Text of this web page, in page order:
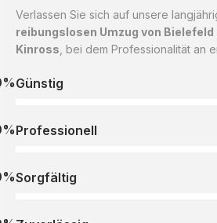
Verlassen Sie sich auf unsere
reibungslosen Umzug von Bielefeld
Kinross , bei dem Professionalität an
Günstig
Professionell
Sorgfältig